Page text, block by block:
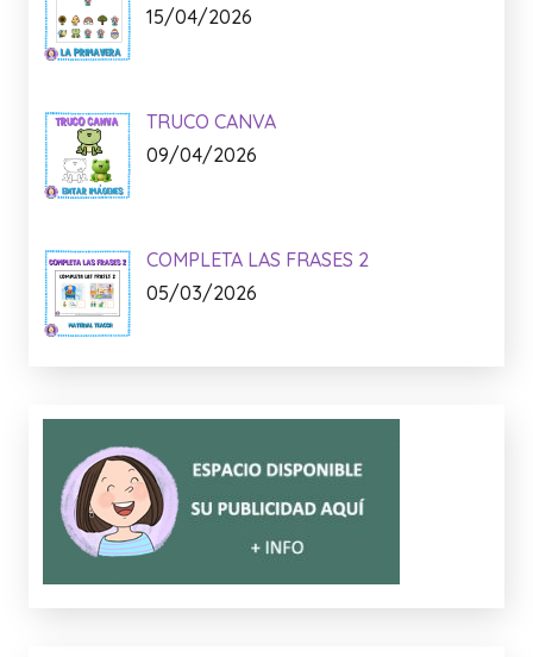
15/04/2026
TRUCO CANVA
09/04/2026
COMPLETA LAS FRASES 2
05/03/2026